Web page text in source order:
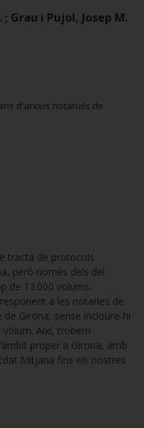
Grau i Pujol, Josep M.
d'arxius notarials de
tracta de protocols
però només dels del
de 13.000 volums.
a les notaries de
Girona, sense incloure-hi
Així, trobem
proper a Girona, amb
Mitjana fins els nostres